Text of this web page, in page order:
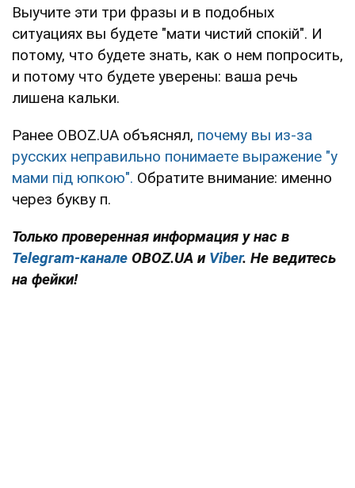
Выучите эти три фразы и в подобных
ситуациях вы будете "мати чистий спокій". И
потому, что будете знать, как о нем попросить,
и потому что будете уверены: ваша речь
лишена кальки.
Ранее OBOZ.UA объяснял, почему вы из-за
русских неправильно понимаете выражение "у
мами під юпкою". Обратите внимание: именно
через букву п.
Только проверенная информация у нас в
Telegram-канале OBOZ.UA и Viber. Не ведитесь
на фейки!